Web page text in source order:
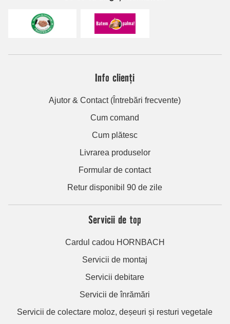
Info clienți
Ajutor & Contact (Întrebări frecvente)
Cum comand
Cum plătesc
Livrarea produselor
Formular de contact
Retur disponibil 90 de zile
Servicii de top
Cardul cadou HORNBACH
Servicii de montaj
Servicii debitare
Servicii de înrămări
Servicii de colectare moloz, deșeuri și resturi vegetale